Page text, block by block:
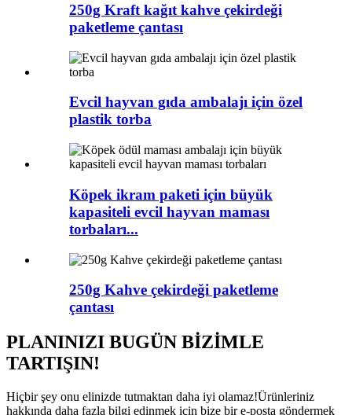
250g Kraft kağıt kahve çekirdeği
paketleme çantası
Evcil hayvan gıda ambalajı için özel
plastik torba
Köpek ikram paketi için büyük
kapasiteli evcil hayvan maması
torbaları...
250g Kahve çekirdeği paketleme
çantası
PLANINIZI BUGÜN BİZİMLE
TARTIŞIN!
Hiçbir şey onu elinizde tutmaktan daha iyi olamaz!Ürünleriniz
hakkında daha fazla bilgi edinmek için bize bir e-posta göndermek